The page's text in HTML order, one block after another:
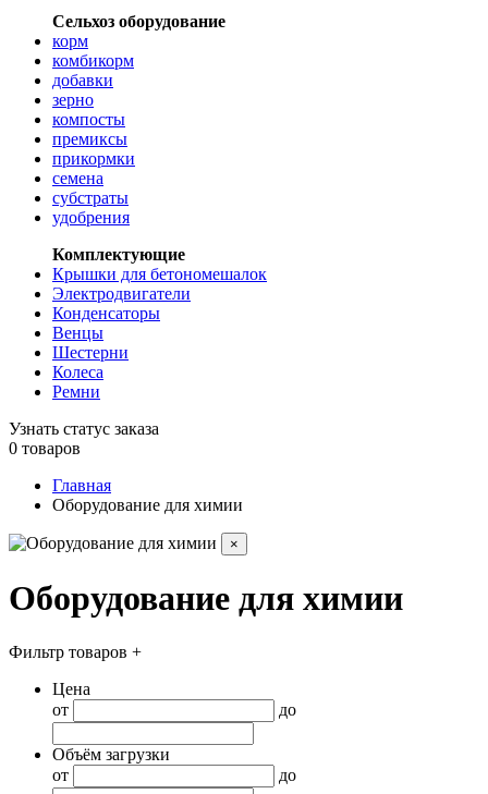
Сельхоз оборудование
корм
комбикорм
добавки
зерно
компосты
премиксы
прикормки
семена
субстраты
удобрения
Комплектующие
Крышки для бетономешалок
Электродвигатели
Конденсаторы
Венцы
Шестерни
Колеса
Ремни
Узнать статус заказа
0 товаров
Главная
Оборудование для химии
×
Оборудование для химии
Фильтр товаров +
Цена
от
до
Объём загрузки
от
до